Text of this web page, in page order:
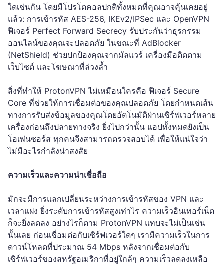
ใดเช่นกัน โดยมีโปรโตคอลปกติทั้งหมดที่คุณอาจคุ้นเคยอยู่
แล้ว: การเข้ารหัส AES-256, IKEv2/IPSec และ OpenVPN
ฟีเจอร์ Perfect Forward Secrecy รับประกันว่าธุรกรรม
ออนไลน์ของคุณจะปลอดภัย ในขณะที่ AdBlocker
(NetShield) ช่วยปกป้องคุณจากมัลแวร์ เครื่องมือติดตาม
เว็บไซต์ และโฆษณาที่ล่วงล้ำ
สิ่งที่ทำให้ ProtonVPN ไม่เหมือนใครคือ ฟีเจอร์ Secure
Core ที่ช่วยให้การเชื่อมต่อของคุณปลอดภัย โดยกำหนดเส้น
ทางการรับส่งข้อมูลของคุณโดยอัตโนมัติผ่านเซิร์ฟเวอร์หลาย
เครื่องก่อนถึงปลายทางจริง ยิ่งไปกว่านั้น แอปทั้งหมดยังเป็น
โอเพ่นซอร์ส ทุกคนจึงสามารถตรวจสอบได้ เพื่อให้แน่ใจว่า
ไม่มีอะไรกำลังน่าสงสัย
ความเร็วและความน่าเชื่อถือ
มักจะมีการแลกเปลี่ยนระหว่างการเข้ารหัสของ VPN และ
เวลาแฝง ยิ่งระดับการเข้ารหัสสูงเท่าไร ความเร็วอินเทอร์เน็ต
ก็จะยิ่งลดลง อย่างไรก็ตาม ProtonVPN แทบจะไม่เป็นเช่น
นั้นเลย ก่อนเชื่อมต่อกับเซิร์ฟเวอร์ใดๆ เรามีความเร็วในการ
ดาวน์โหลดที่ประมาณ 54 Mbps หลังจากเชื่อมต่อกับ
เซิร์ฟเวอร์ของสหรัฐอเมริกาที่อยู่ใกล้ๆ ความเร็วลดลงเหลือ